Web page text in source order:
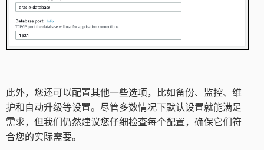
此外，您还可以配置其他一些选项，比如备份、监控、维
护和自动升级等设置。尽管多数情况下默认设置就能满足
需求，但我们仍然建议您仔细检查每个配置，确保它们符
合您的实际需要。